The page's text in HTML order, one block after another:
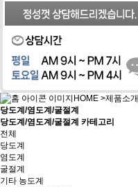
HOME >제품소개
당도계/염도계/굴절계
당도계/염도계/굴절계 카테고리
전체
당도계
염도계
굴절계
기타 농도계